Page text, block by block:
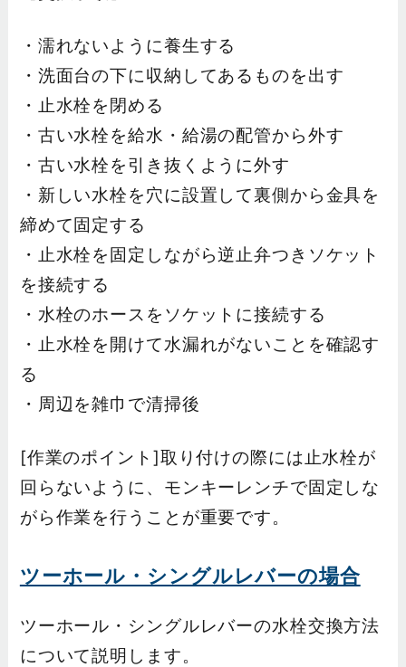
・濡れないように養生する
・洗面台の下に収納してあるものを出す
・止水栓を閉める
・古い水栓を給水・給湯の配管から外す
・古い水栓を引き抜くように外す
・新しい水栓を穴に設置して裏側から金具を
締めて固定する
・止水栓を固定しながら逆止弁つきソケット
を接続する
・水栓のホースをソケットに接続する
・止水栓を開けて水漏れがないことを確認す
る
・周辺を雑巾で清掃後
[作業のポイント]取り付けの際には止水栓が
回らないように、モンキーレンチで固定しな
がら作業を行うことが重要です。
ツーホール・シングルレバーの場合
ツーホール・シングルレバーの水栓交換方法
について説明します。